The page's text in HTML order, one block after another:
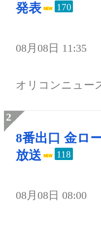
発表
170
08月08日 11:35
オリコンニュー
8番出口 金ロ
放送
118
08月08日 08:00